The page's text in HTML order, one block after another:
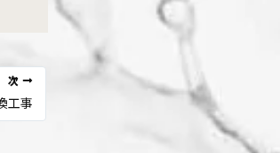
次
工事